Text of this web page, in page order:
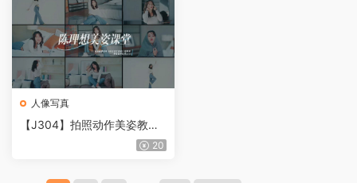
人像写真
【J304】拍照动作美姿教程-
20